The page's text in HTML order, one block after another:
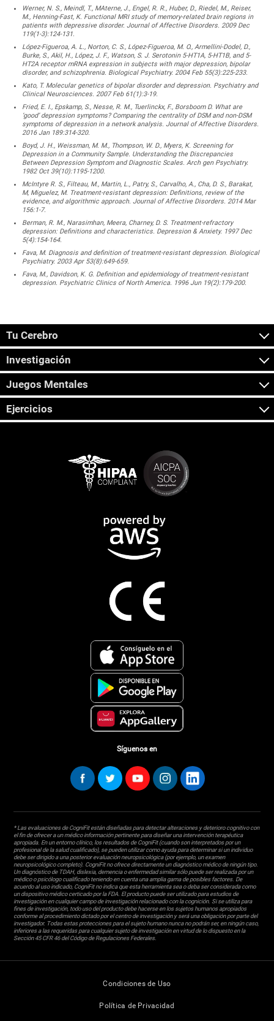
Werner, N. S., Meindl, T., MAterne, J., Engel, R. R., Huber, D., Riedel, M., Reiser,
M., Henning-Fast, K. Functional MRI study of memory-related brain regions in
patients with depressive disorder. Journal of Affective Disorders. 2009 Dec
119(1-3):124-131.
López-Figueroa, A. L., Norton, C. S., López-Figueroa, M. O., Armellini-Dodel, D.,
Burke, S., Akil, H., López, J. F., Watson, S. J. Serotonin 5-HT1A, 5-HT1B, and 5-
HT2A receptor mRNA expression in subjects with major depression, bipolar
disorder, and schizophrenia. Biological Psychiatry. 2004 Feb 55(3):225-233.
Kato, T. Molecular genetics of bipolar disorder and depression. Psychiatry and
Clinical Neurosciences. 2007 Feb 61(1):3-19.
Fried, E. I., Epskamp, S., Nesse, R. M., Tuerlinckx, F., Borsboom D. What are
‘good’ depression symptoms? Comparing the centrality of DSM and non-DSM
symptoms of depression in a network analysis. Journal of Affective Disorders.
2016 Jan 189:314-320.
Boyd, J. H., Weissman, M. M., Thompson, W. D., Myers, K. Screening for
Depression in a Community Sample. Understanding the Discrepancies
Between Depression Symptom and Diagnostic Scales. Arch gen Psychiatry.
1982 Oct 39(10):1195-1200.
McIntyre R. S., Filteau, M., Martin, L., Patry, S., Carvalho, A., Cha, D. S., Barakat,
M, Miguelez, M. Treatment-resistant depression: Definitions, review of the
evidence, and algorithmic approach. Journal of Affective Disorders. 2014 Mar
156:1-7.
Berman, R. M., Narasimhan, Meera, Charney, D. S. Treatment-refractory
depression: Definitions and characteristics. Depression & Anxiety. 1997 Dec
5(4):154-164.
Fava, M. Diagnosis and definition of treatment-resistant depression. Biological
Psychiatry. 2003 Apr 53(8):649-659.
Fava, M., Davidson, K. G. Definition and epidemiology of treatment-resistant
depression. Psychiatric Clinics of North America. 1996 Jun 19(2):179-200.
Tu Cerebro
Investigación
Juegos Mentales
Ejercicios
Síguenos en
* Las evaluaciones de CogniFit están diseñadas para detectar alteraciones y deterioro cognitivo con
el fin de ofrecer a un médico información pertinente para diseñar una intervención terapéutica
apropiada. En un entorno clínico, los resultados de CogniFit (cuando son interpretados por un
profesional de la salud cualificado), se pueden utilizar como ayuda para determinar si un individuo
debe ser dirigido a una posterior evaluación neuropsicológica (por ejemplo, un examen
neuropsicológico completo). CogniFit no ofrece directamente un diagnóstico médico de ningún tipo.
Un diagnóstico de TDAH, dislexia, demencia o enfermedad similar sólo puede ser realizada por un
médico o psicólogo cualificado teniendo en cuenta una amplia gama de posibles factores. De
acuerdo al uso indicado, CogniFit no indica que esta herramienta sea o deba ser considerada como
un dispositivo médico certicado por la FDA. El producto puede ser utilizado para estudios de
investigación en cualquier campo de investigación relacionado con la cognición. Si se utiliza para
fines de investigación, todo uso del producto debe hacerse en los sujetos humanos apropiados
conforme al procedimiento dictado por el centro de investigación y será una obligación por parte del
investigador. Todas estas protecciones para el sujeto humano nunca no podrán ser, en ningún caso,
inferiores a las requeridas para cualquier sujeto de investigación en virtud de lo dispuesto en la
Sección 45 CFR 46 del Código de Regulaciones Federales.
Condiciones de Uso
Política de Privacidad